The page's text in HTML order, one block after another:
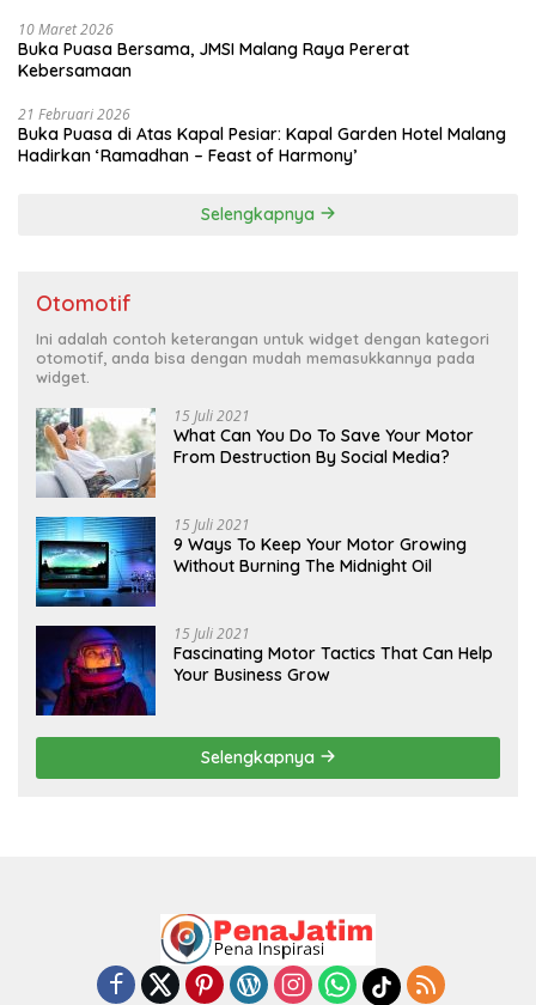
10 Maret 2026
Buka Puasa Bersama, JMSI Malang Raya Pererat
Kebersamaan
21 Februari 2026
Buka Puasa di Atas Kapal Pesiar: Kapal Garden Hotel Malang
Hadirkan ‘Ramadhan – Feast of Harmony’
Selengkapnya
Otomotif
Ini adalah contoh keterangan untuk widget dengan kategori
otomotif, anda bisa dengan mudah memasukkannya pada
widget.
15 Juli 2021
What Can You Do To Save Your Motor
From Destruction By Social Media?
15 Juli 2021
9 Ways To Keep Your Motor Growing
Without Burning The Midnight Oil
15 Juli 2021
Fascinating Motor Tactics That Can Help
Your Business Grow
Selengkapnya